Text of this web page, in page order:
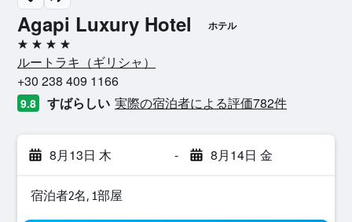
Agapi Luxury Hotel ホテル
4つ星
ルートラキ​（ギリシャ​）​
+30 238 409 1166
9.8 すばらしい 実際の宿泊者による評価782​件
8月13日 木 - 8月14日 金
宿泊者2名, 1​部屋